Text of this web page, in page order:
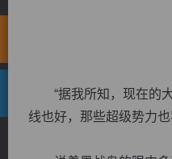
“据我所知，现在的大
线也好，那些超级势力